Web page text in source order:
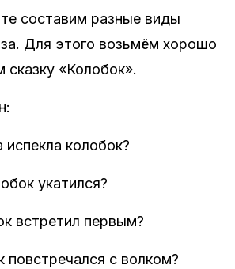
составим разные виды
Для этого возьмём хорошо
сказку «Колобок».
испекла колобок?
укатился?
встретил первым?
повстречался с волком?